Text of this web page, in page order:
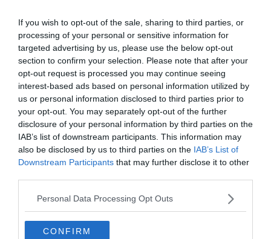
If you wish to opt-out of the sale, sharing to third parties, or
processing of your personal or sensitive information for
targeted advertising by us, please use the below opt-out
section to confirm your selection. Please note that after your
opt-out request is processed you may continue seeing
interest-based ads based on personal information utilized by
us or personal information disclosed to third parties prior to
your opt-out. You may separately opt-out of the further
disclosure of your personal information by third parties on the
IAB’s list of downstream participants. This information may
also be disclosed by us to third parties on the IAB’s List of
Downstream Participants that may further disclose it to other
Personal Data Processing Opt Outs
CONFIRM